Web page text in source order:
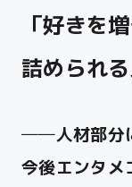
「好きを
詰められ
──人材部分
今後エンタメ